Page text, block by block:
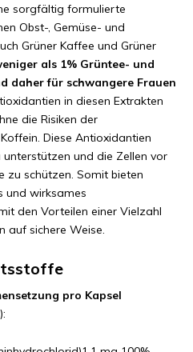
sorgfältig formulierte
Obst-, Gemüse- und
Grüner Kaffee und Grüner
als 1% Grüntee- und
daher für schwangere Frauen
in diesen Extrakten
die Risiken der
Diese Antioxidantien
und die Zellen vor
zu schützen. Somit bieten
und wirksames
den Vorteilen einer Vielzahl
auf sichere Weise.
pro Kapsel